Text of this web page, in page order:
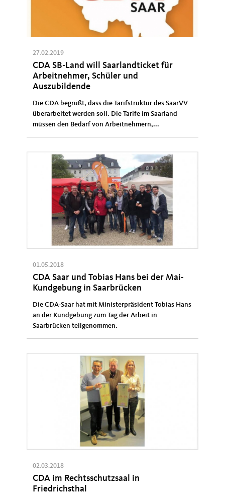
27.02.2019
CDA SB-Land will Saarlandticket für
Arbeitnehmer, Schüler und
Auszubildende
Die CDA begrüßt, dass die Tarifstruktur des SaarVV
überarbeitet werden soll. Die Tarife im Saarland
müssen den Bedarf von Arbeitnehmern,...
01.05.2018
CDA Saar und Tobias Hans bei der Mai-
Kundgebung in Saarbrücken
Die CDA-Saar hat mit Ministerpräsident Tobias Hans
an der Kundgebung zum Tag der Arbeit in
Saarbrücken teilgenommen.
02.03.2018
CDA im Rechtsschutzsaal in
Friedrichsthal